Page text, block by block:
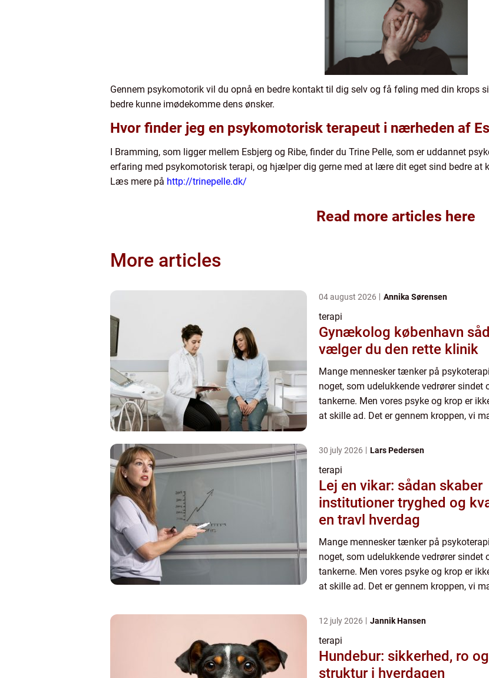
Gennem psykomotorik vil du opnå en bedre kontakt til dig selv og få føling med din krops
bedre kunne imødekomme dens ønsker.
Hvor finder jeg en psykomotorisk terapeut i nærheden af
I Bramming, som ligger mellem Esbjerg og Ribe, finder du Trine Pelle, som er uddannet
erfaring med psykomotorisk terapi, og hjælper dig gerne med at lære dit eget sind bedre at
Læs mere på http://trinepelle.dk/
Read more articles here
More articles
04 august 2026 Annika Sørensen
terapi
Gynækolog københavn sådan
vælger du den rette klinik
Mange mennesker tænker på
noget, som udelukkende vedrører sindet
tankerne. Men vores psyke og krop er
at skille ad. Det er gennem kroppen, vi
30 july 2026 Lars Pedersen
terapi
Lej en vikar: sådan skaber
institutioner tryghed og
en travl hverdag
Mange mennesker tænker på
noget, som udelukkende vedrører sindet
tankerne. Men vores psyke og krop er
at skille ad. Det er gennem kroppen, vi
12 july 2026 Jannik Hansen
terapi
Hundebur: sikkerhed, ro og
struktur i hverdagen